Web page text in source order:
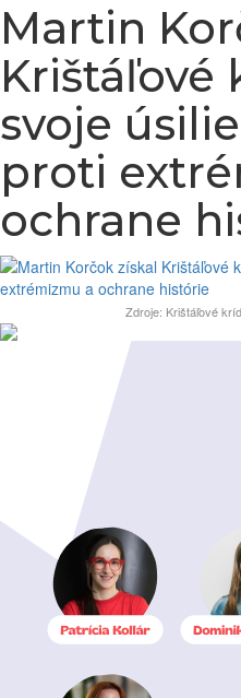
Martin
Krištáľové
svoje
proti
ochrane
Zdroje: Krištáľové